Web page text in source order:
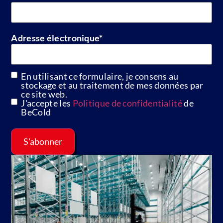
Adresse électronique*
GDPR
En utilisant ce formulaire, je consens au
stockage et au traitement de mes données par
ce site web.
J'accepte les Politique de confidentialitéde
BeCold
S'abonner